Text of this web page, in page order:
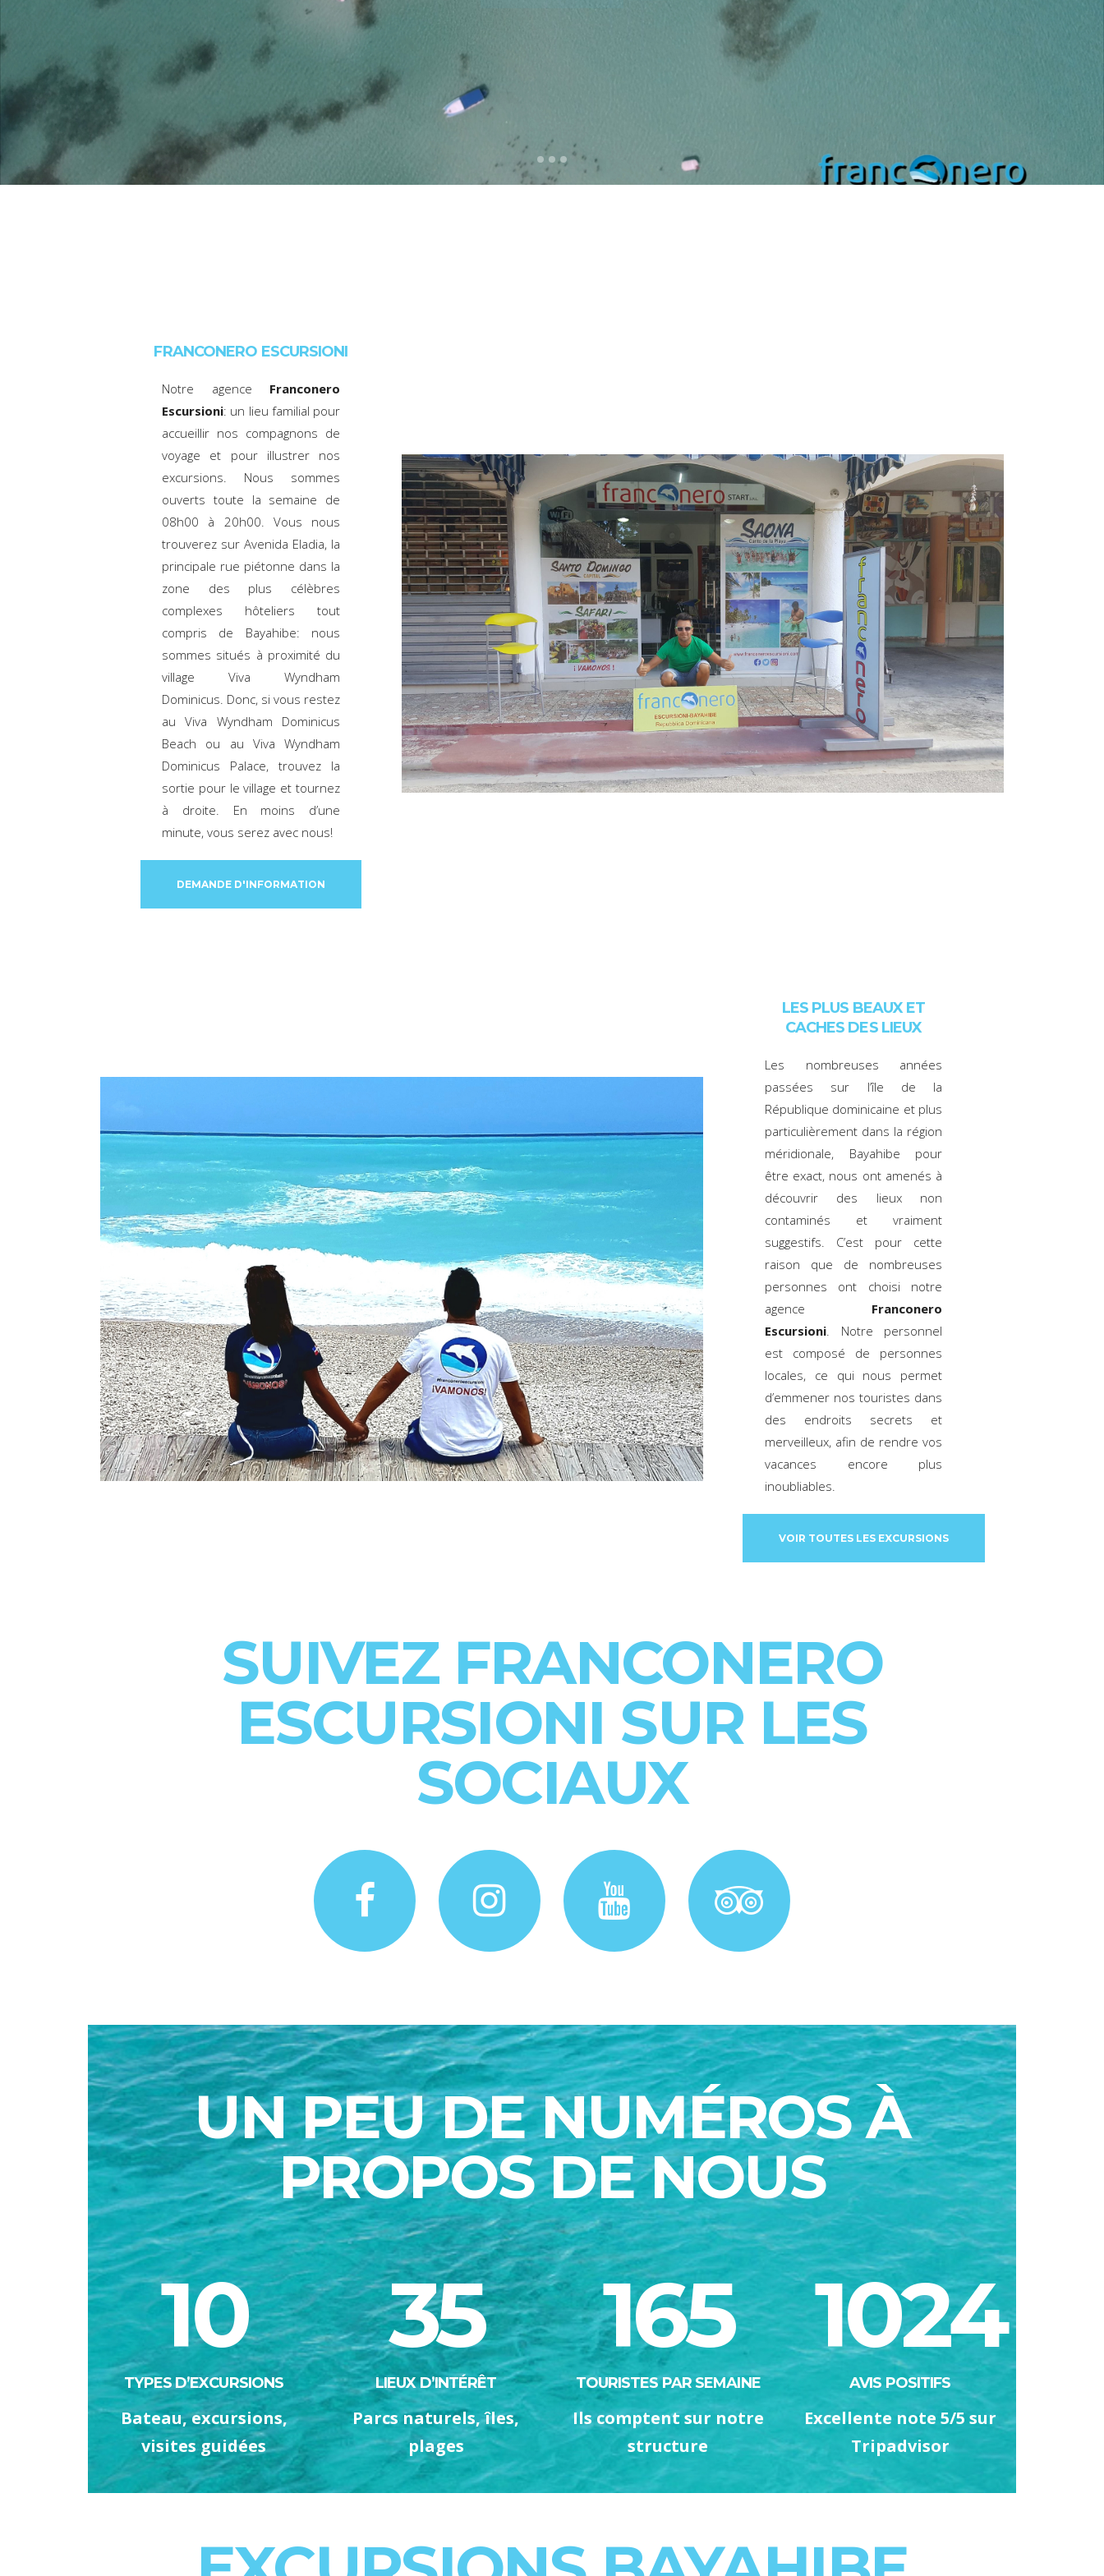
FRANCONERO ESCURSIONI
Notre agence Franconero
Escursioni: un lieu familial pour
accueillir nos compagnons de
voyage et pour illustrer nos
excursions. Nous sommes
ouverts toute la semaine de
08h00 à 20h00. Vous nous
trouverez sur Avenida Eladia, la
principale rue piétonne dans la
zone des plus célèbres
complexes hôteliers tout
compris de Bayahibe: nous
sommes situés à proximité du
village Viva Wyndham
Dominicus. Donc, si vous restez
au Viva Wyndham Dominicus
Beach ou au Viva Wyndham
Dominicus Palace, trouvez la
sortie pour le village et tournez
à droite. En moins d’une
minute, vous serez avec nous!
DEMANDE D'INFORMATION
LES PLUS BEAUX ET
CACHES DES LIEUX
Les nombreuses années
passées sur l’île de la
République dominicaine et plus
particulièrement dans la région
méridionale, Bayahibe pour
être exact, nous ont amenés à
découvrir des lieux non
contaminés et vraiment
suggestifs. C’est pour cette
raison que de nombreuses
personnes ont choisi notre
agence Franconero
Escursioni. Notre personnel
est composé de personnes
locales, ce qui nous permet
d’emmener nos touristes dans
des endroits secrets et
merveilleux, afin de rendre vos
vacances encore plus
inoubliables.
VOIR TOUTES LES EXCURSIONS
SUIVEZ FRANCONERO
ESCURSIONI SUR LES
SOCIAUX
UN PEU DE NUMÉROS À
PROPOS DE NOUS
10
TYPES D’EXCURSIONS
Bateau, excursions,
visites guidées
35
LIEUX D’INTÉRÊT
Parcs naturels, îles,
plages
165
TOURISTES PAR SEMAINE
Ils comptent sur notre
structure
1024
AVIS POSITIFS
Excellente note 5/5 sur
Tripadvisor